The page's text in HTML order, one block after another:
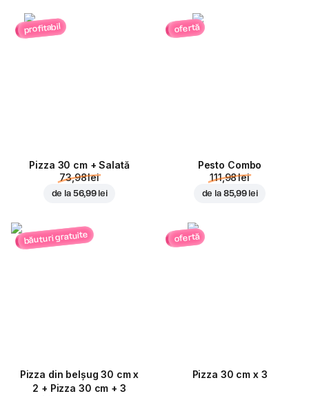
profitabil
Pizza 30 cm + Salată
73,98 lei
de la 56,99 lei
ofertă
Pesto Combo
111,98 lei
de la 85,99 lei
băuturi gratuite
Pizza din belșug 30 cm x
2 + Pizza 30 cm + 3
ofertă
Pizza 30 cm x 3